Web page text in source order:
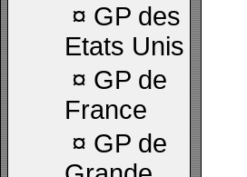
¤ GP des
Etats Unis
¤ GP de
France
¤ GP de